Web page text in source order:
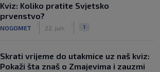
Kviz: Koliko pratite Svjetsko
prvenstvo?
NOGOMET 22. jun. 1
Skrati vrijeme do utakmice uz naš kviz:
Pokaži šta znaš o Zmajevima i zauzmi